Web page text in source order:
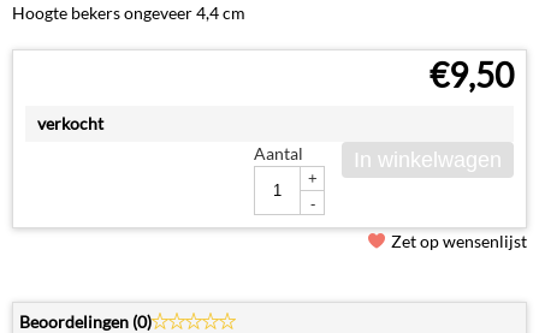
Hoogte bekers ongeveer 4,4 cm
€9,50
verkocht
Aantal
+
-
In winkelwagen
Zet op wensenlijst
Beoordelingen (0)